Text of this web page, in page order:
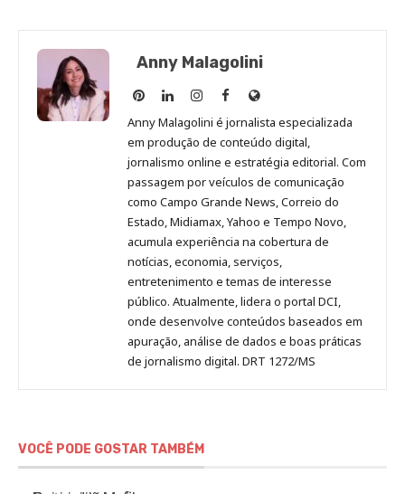
Anny Malagolini
Anny
Malagolini
no
Pinterest
Anny
Malagolini
no
LinkedIn
Anny
Malagolini
no
Instagram
Anny
Malagolini
no
Facebook
Site
de
Anny
Malagolini
Anny Malagolini é jornalista especializada
em produção de conteúdo digital,
jornalismo online e estratégia editorial. Com
passagem por veículos de comunicação
como Campo Grande News, Correio do
Estado, Midiamax, Yahoo e Tempo Novo,
acumula experiência na cobertura de
notícias, economia, serviços,
entretenimento e temas de interesse
público. Atualmente, lidera o portal DCI,
onde desenvolve conteúdos baseados em
apuração, análise de dados e boas práticas
de jornalismo digital. DRT 1272/MS
VOCÊ PODE GOSTAR TAMBÉM